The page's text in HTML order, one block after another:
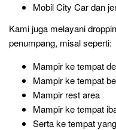
Mobil City Car dan
Kami juga melayani
penumpang, misal seperti:
Mampir ke tempat
Mampir ke tempat
Mampir rest area
Mampir ke tempat
Serta ke tempat